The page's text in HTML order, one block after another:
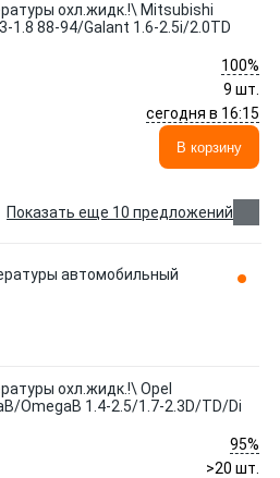
охл.жидк.!\ Mitsubishi
1.8 88-94/Galant 1.6-2.5i/2.0TD
100%
9 шт.
сегодня в 16:15
В корзину
Показать еще 10 предложений
автомобильный
охл.жидк.!\ Opel
OmegaB 1.4-2.5/1.7-2.3D/TD/Di
95%
>20 шт.